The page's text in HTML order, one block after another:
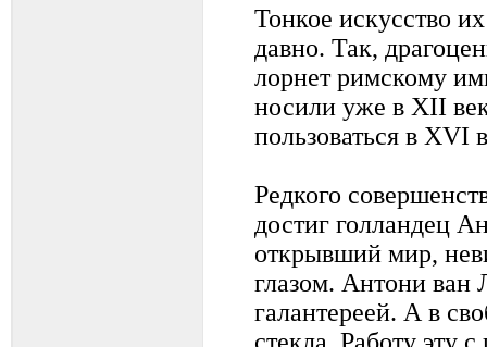
Тонкое искусство
давно. Так,
лорнет римскому
носили уже в ХII
пользоваться в XVI
Редкого
достиг голландец
открывший мир,
глазом. Антони ван
галантереей. А в